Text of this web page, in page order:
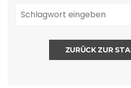
ZURÜCK ZUR